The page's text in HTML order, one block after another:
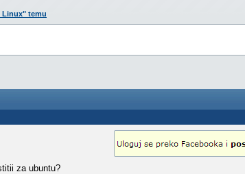
Linux" temu
za ubuntu?